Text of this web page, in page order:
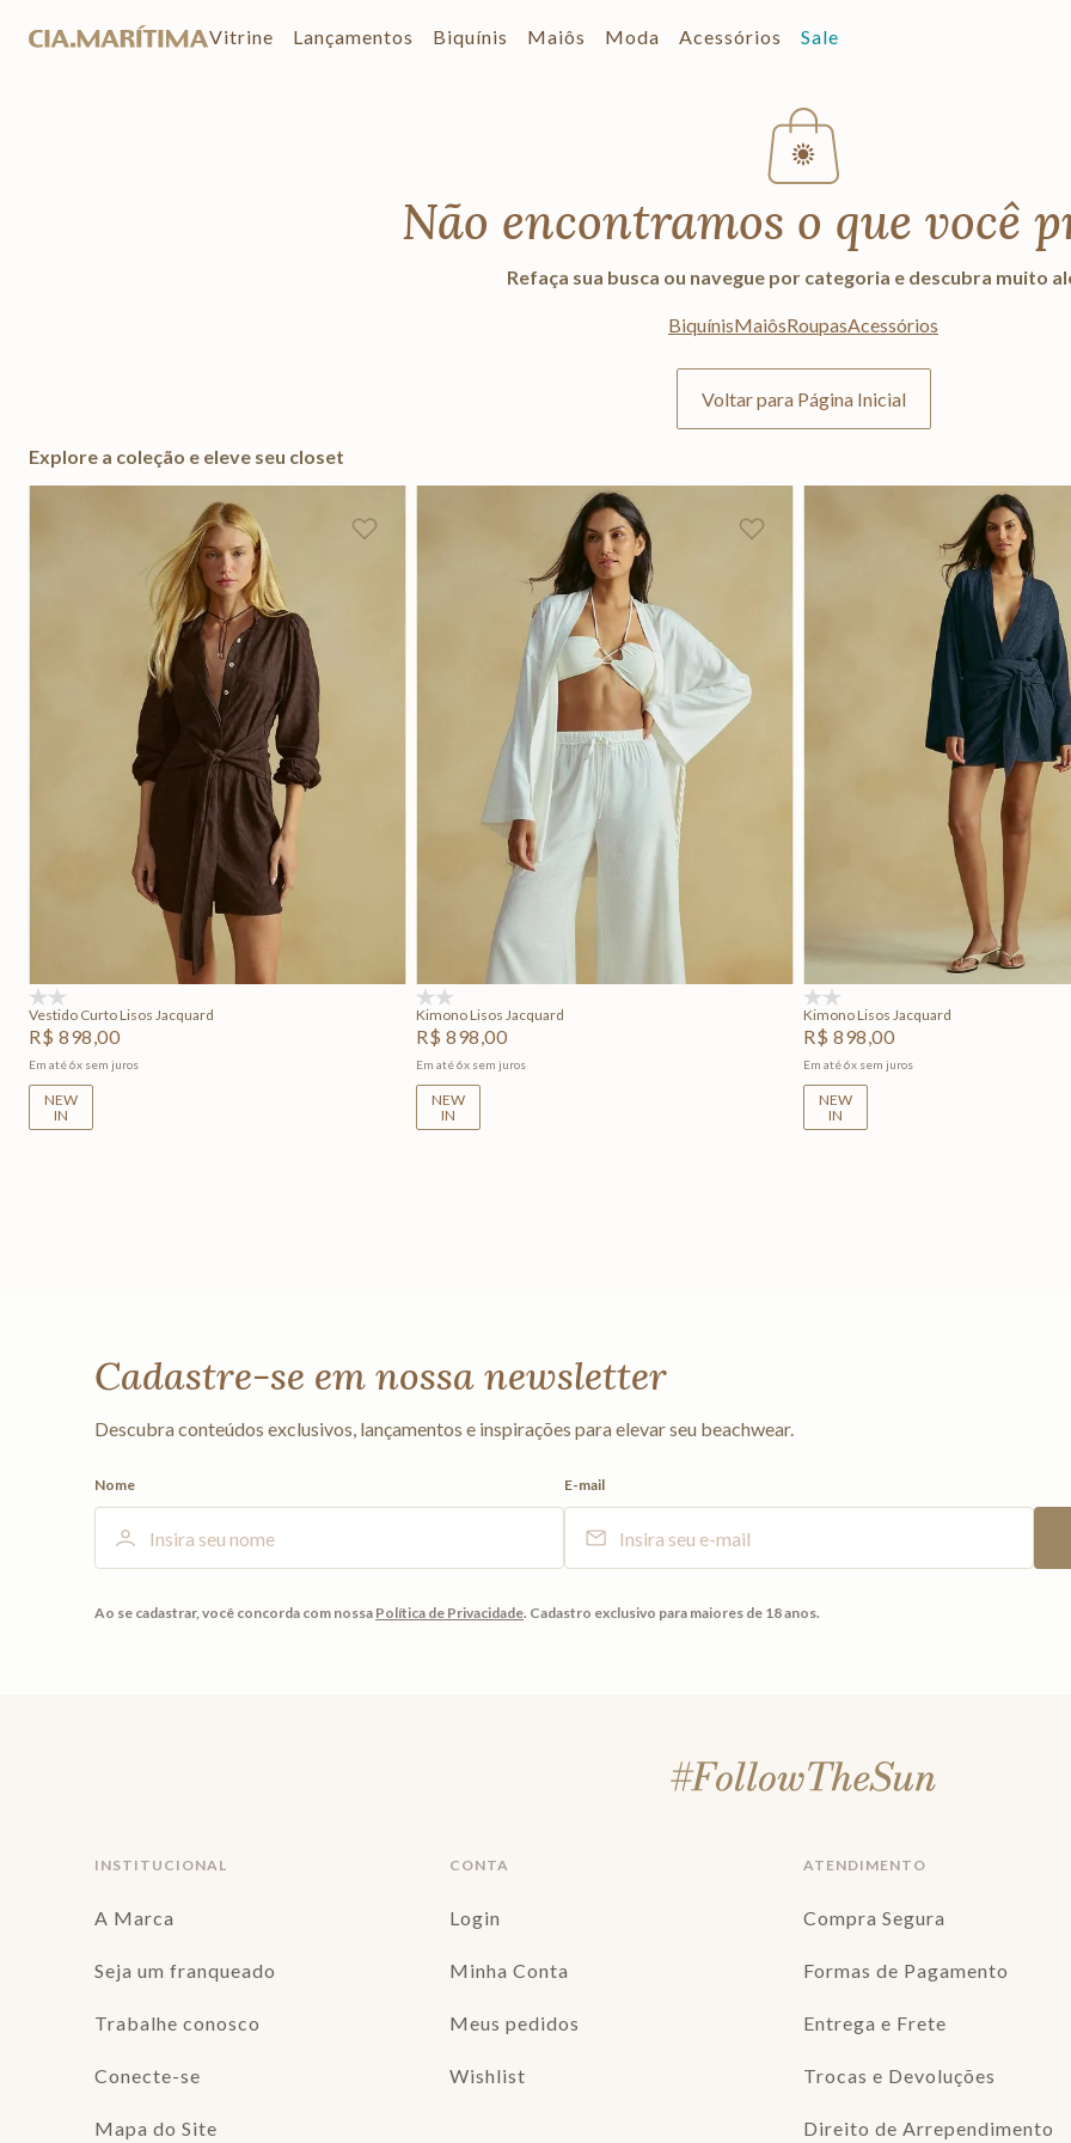
Vitrine Lançamentos Biquínis Maiôs Moda Acessórios Sale
Não encontramos o que você
Refaça sua busca ou navegue por categoria e descubra muito
BiquínisMaiôsRoupasAcessórios
Voltar para Página Inicial
Explore a coleção e eleve seu closet
P M G
Adicionar na sacola
Vestido Curto Lisos Jacquard
R$ 898,00
Em até6x sem juros
NEW
IN
Kimono Lisos Jacquard
R$ 898,00
Em até6x sem juros
NEW
IN
Adicionar na sacola
Kimono Lisos Jacquard
R$ 898,00
Em até6x sem juros
NEW
IN
Cadastre-se em nossa newsletter
Descubra conteúdos exclusivos, lançamentos e inspirações para elevar seu beachwear.
Nome E-mail
Ao se cadastrar, você concorda com nossa Política de Privacidade. Cadastro exclusivo para maiores de 18 anos.
INSTITUCIONAL
A Marca
Seja um franqueado
Trabalhe conosco
Conecte-se
Mapa do Site
CONTA
Login
Minha Conta
Meus pedidos
Wishlist
ATENDIMENTO
Compra Segura
Formas de Pagamento
Entrega e Frete
Trocas e Devoluções
Direito de Arrependimento